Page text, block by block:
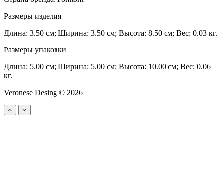
Размеры изделия
Длина: 3.50 см; Ширина: 3.50 см; Высота: 8.50 см; Вес: 0.03 кг.
Размеры упаковки
Длина: 5.00 см; Ширина: 5.00 см; Высота: 10.00 см; Вес: 0.06
кг.
Veronese Desing © 2026